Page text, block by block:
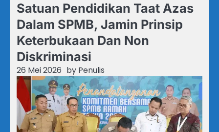
Satuan Pendidikan Taat Azas
Dalam SPMB, Jamin Prinsip
Keterbukaan Dan Non
Diskriminasi
26 Mei 2026 by Penulis